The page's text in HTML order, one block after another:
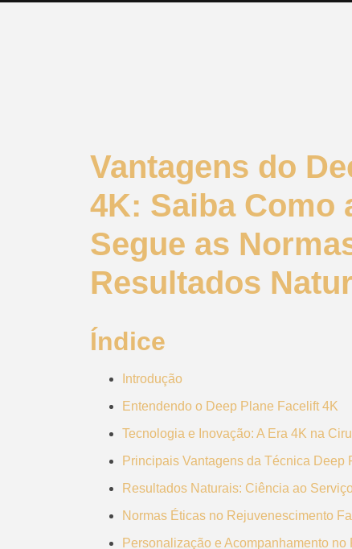
Vantagens do
4K: Saiba Como
Segue as
Resultados
Índice
Introdução
Entendendo o Deep Plane Facelift 4K
Tecnologia e Inovação: A Era 4K na
Principais Vantagens da Técnica Deep
Resultados Naturais: Ciência ao
Normas Éticas no Rejuvenescimento
Personalização e Acompanhamento no